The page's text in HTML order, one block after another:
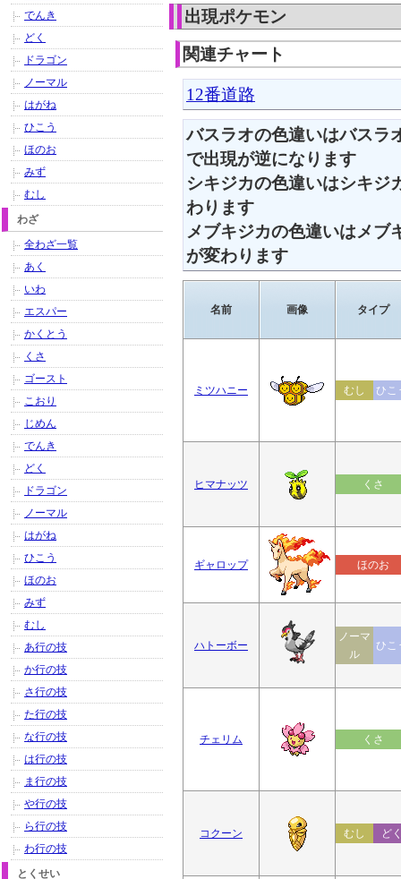
出現ポケモン
関連チャート
12番道路
バスラオの色違いはバスラ
で出現が逆になります
シキジカの色違いはシキジ
わります
メブキジカの色違いはメブ
が変わります
名前 画像 タイプ
ミツハニー むし ひこ
ヒマナッツ くさ
ギャロップ ほのお
ハトーボー
ノーマ
ル
ひこ
チェリム くさ
コクーン むし ど
でんき
どく
ドラゴン
ノーマル
はがね
ひこう
ほのお
みず
むし
わざ
全わざ一覧
あく
いわ
エスパー
かくとう
くさ
ゴースト
こおり
じめん
でんき
どく
ドラゴン
ノーマル
はがね
ひこう
ほのお
みず
むし
あ行の技
か行の技
さ行の技
た行の技
な行の技
は行の技
ま行の技
や行の技
ら行の技
わ行の技
とくせい